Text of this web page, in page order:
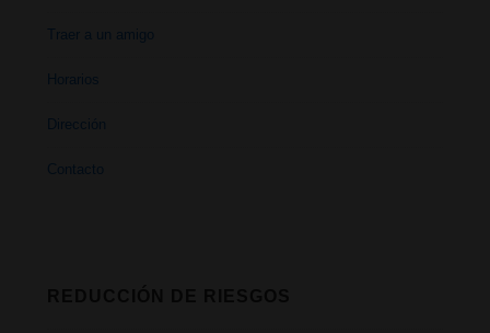
Traer a un amigo
Horarios
Dirección
Contacto